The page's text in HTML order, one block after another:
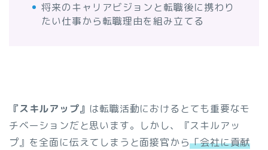
将来のキャリアビジョンと転職後に携わり
たい仕事から転職理由を組み立てる
『スキルアップ』 は転職活動におけるとても重要なモ
チベーションだと思います。しかし、『スキルアッ
プ』を全面に伝えてしまうと面接官から「会社に貢献